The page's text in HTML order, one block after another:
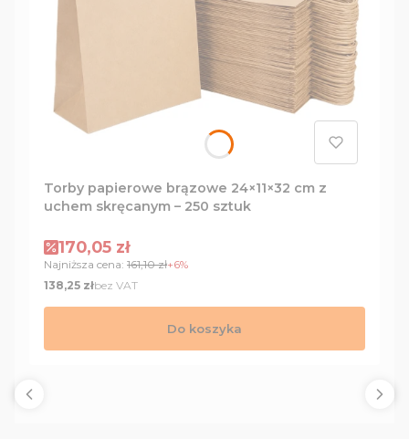
Torby papierowe brązowe 24×11×32 cm z
uchem skręcanym – 250 sztuk
Cena promocyjna
170,05 zł
Najniższa cena: 161,10 zł+6%
Cena
138,25 złbez VAT
Do koszyka